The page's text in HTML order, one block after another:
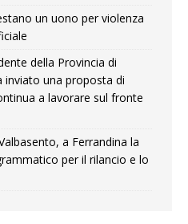
un uono per violenza
della Provincia di
inviato una proposta di
a lavorare sul fronte
a Ferrandina la
per il rilancio e lo